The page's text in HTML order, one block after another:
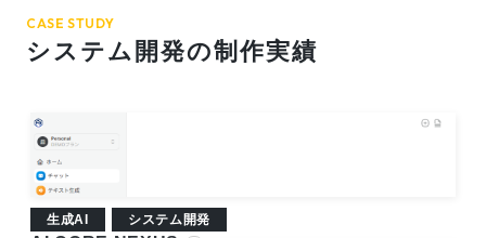
CASE STUDY
システム開発の制作実績
生成AI システム開発